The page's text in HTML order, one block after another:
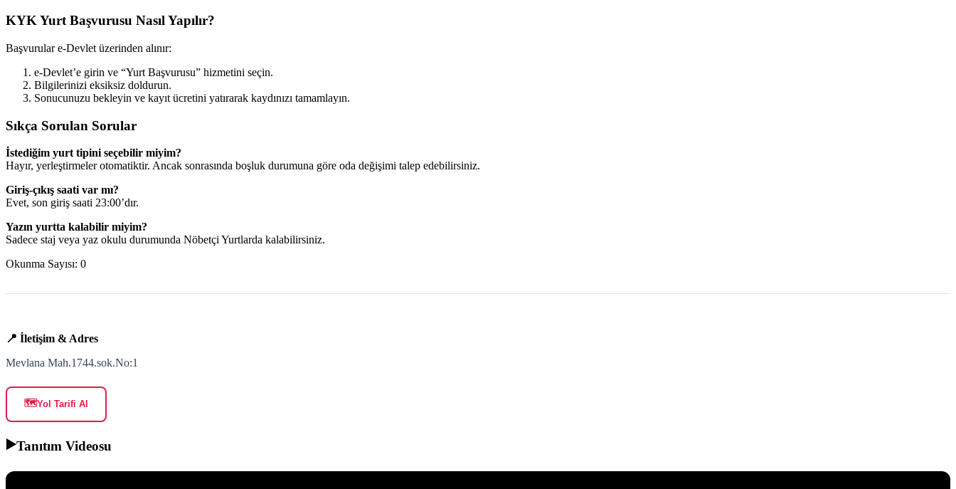
KYK Yurt Başvurusu Nasıl Yapılır?
Başvurular e-Devlet üzerinden alınır:
e-Devlet’e girin ve “Yurt Başvurusu” hizmetini seçin.
Bilgilerinizi eksiksiz doldurun.
Sonucunuzu bekleyin ve kayıt ücretini yatırarak kaydınızı tamamlayın.
Sıkça Sorulan Sorular
İstediğim yurt tipini seçebilir miyim?
Hayır, yerleştirmeler otomatiktir. Ancak sonrasında boşluk durumuna göre oda değişimi talep edebilirsiniz.
Giriş-çıkış saati var mı?
Evet, son giriş saati 23:00’dır.
Yazın yurtta kalabilir miyim?
Sadece staj veya yaz okulu durumunda Nöbetçi Yurtlarda kalabilirsiniz.
Okunma Sayısı: 0
📍 İletişim & Adres
Mevlana Mah.1744.sok.No:1
🗺️Yol Tarifi Al
▶️Tanıtım Videosu